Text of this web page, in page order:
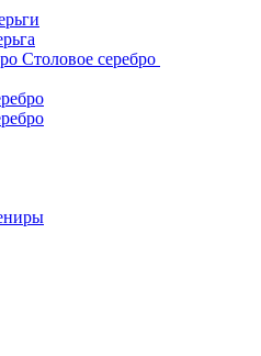
Столовое серебро